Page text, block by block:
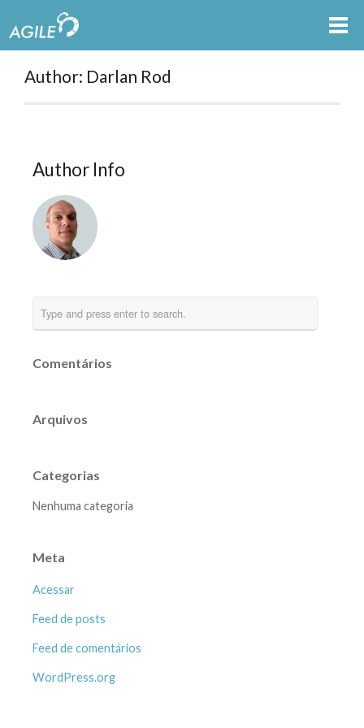
Author: Darlan Rod
Author Info
Comentários
Arquivos
Categorias
Nenhuma categoria
Meta
Acessar
Feed de posts
Feed de comentários
WordPress.org